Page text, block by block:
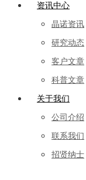
资讯中心
晶诺资讯
研究动态
客户文章
科普文章
关于我们
公司介绍
联系我们
招贤纳士